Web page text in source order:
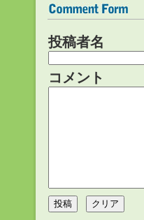
投稿者名
コメント